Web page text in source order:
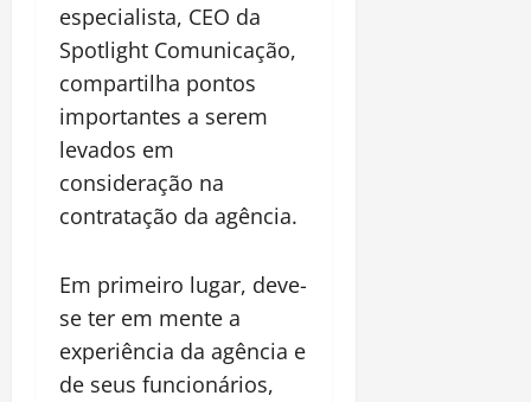
especialista, CEO da
Spotlight Comunicação,
compartilha pontos
importantes a serem
levados em
consideração na
contratação da agência.
Em primeiro lugar, deve-
se ter em mente a
experiência da agência e
de seus funcionários,